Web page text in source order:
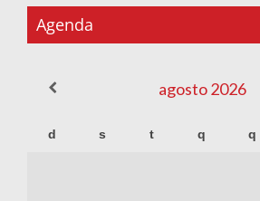
Agenda
agosto2026
d s t q q